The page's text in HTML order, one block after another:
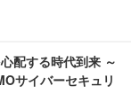
配する時代到来 ～
サイバーセキュリ